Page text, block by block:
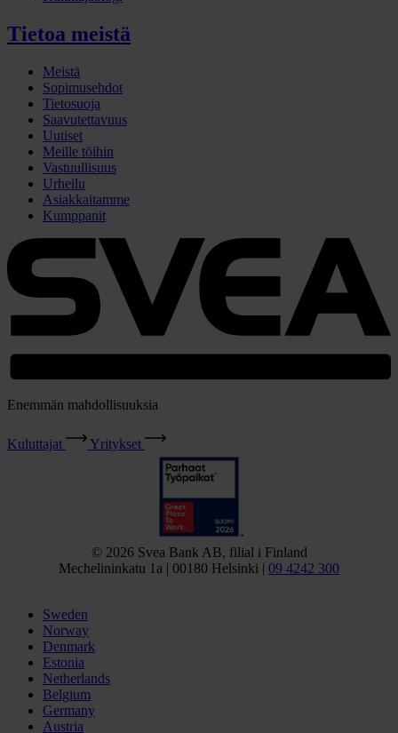
Tietoa meistä
Meistä
Sopimusehdot
Tietosuoja
Saavutettavuus
Uutiset
Meille töihin
Vastuullisuus
Urheilu
Asiakkaitamme
Kumppanit
Enemmän mahdollisuuksia
Kuluttajat Yritykset
© 2026 Svea Bank AB, filial i Finland
Mechelininkatu 1a | 00180 Helsinki | 09 4242 300
Sweden
Norway
Denmark
Estonia
Netherlands
Belgium
Germany
Austria